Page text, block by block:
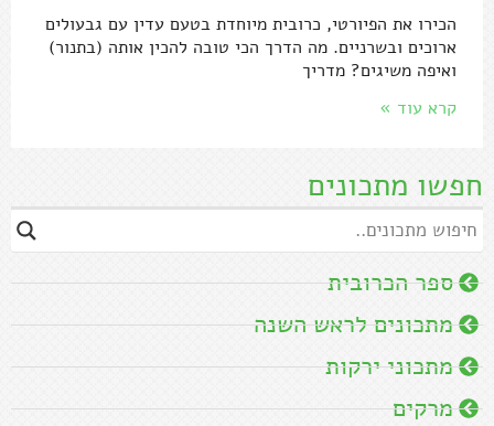
חפשו מתכונים
ספר הכרובית
מתכונים לראש השנה
מתכוני ירקות
מרקים
הכירו את הפיורטי, כרובית מיוחדת בטעם עדין עם גבעולים
ארוכים ובשרניים. מה הדרך הכי טובה להכין אותה (בתנור)
ואיפה משיגים? מדריך
קרא עוד »